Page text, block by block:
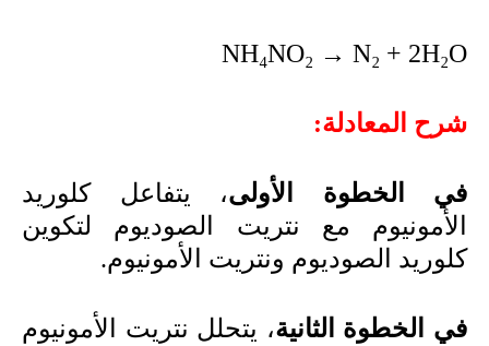
NH₄NO₂ → N₂ + 2H₂O
شرح المعادلة:
في الخطوة الأولى، يتفاعل كلوريد
الأمونيوم مع نتريت الصوديوم لتكوين
كلوريد الصوديوم ونتريت الأمونيوم.
في الخطوة الثانية، يتحلل نتريت الأمونيوم